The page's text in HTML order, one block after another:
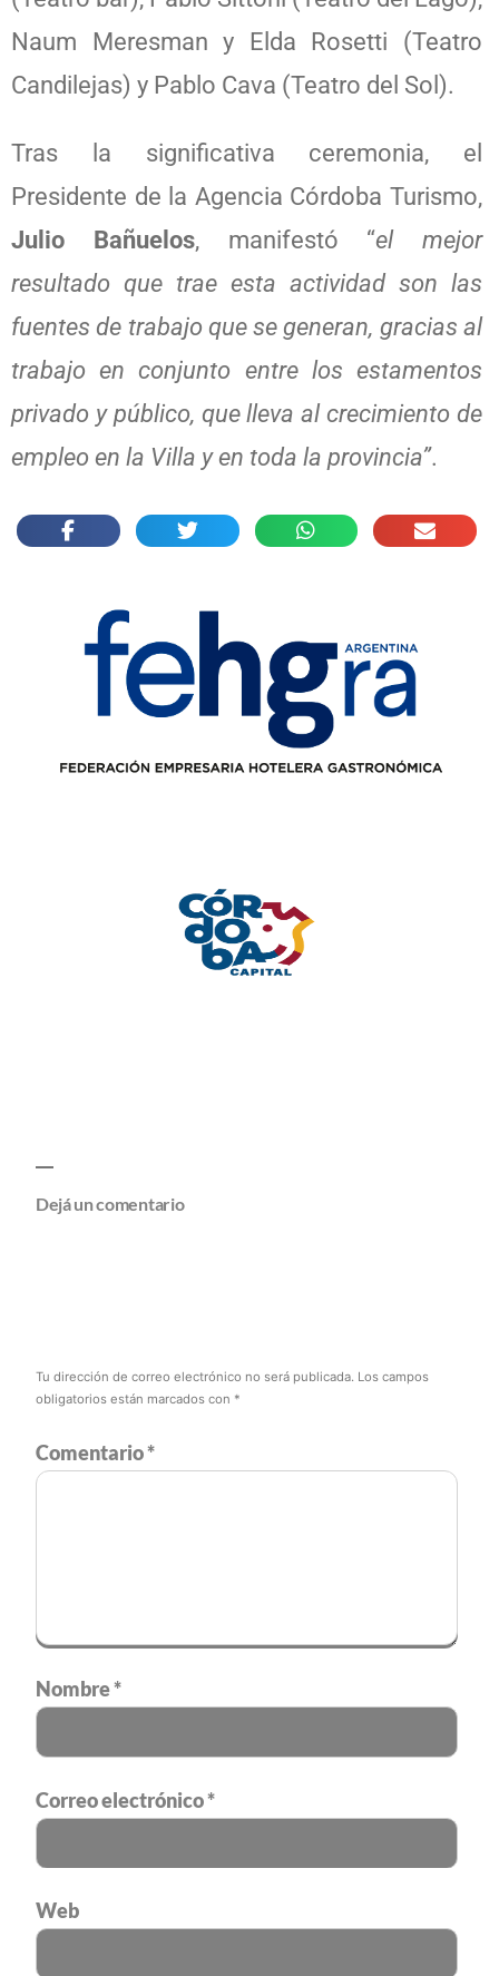
Naum Meresman y Elda Rosetti (Teatro
Candilejas) y Pablo Cava (Teatro del Sol).
Tras la significativa ceremonia, el
Presidente de la Agencia Córdoba Turismo,
Julio Bañuelos, manifestó “el mejor
resultado que trae esta actividad son las
fuentes de trabajo que se generan, gracias al
trabajo en conjunto entre los estamentos
privado y público, que lleva al crecimiento de
empleo en la Villa y en toda la provincia”.
Dejá un comentario
Tu dirección de correo electrónico no será publicada. Los campos
obligatorios están marcados con *
Comentario*
Nombre*
Correo electrónico*
Web